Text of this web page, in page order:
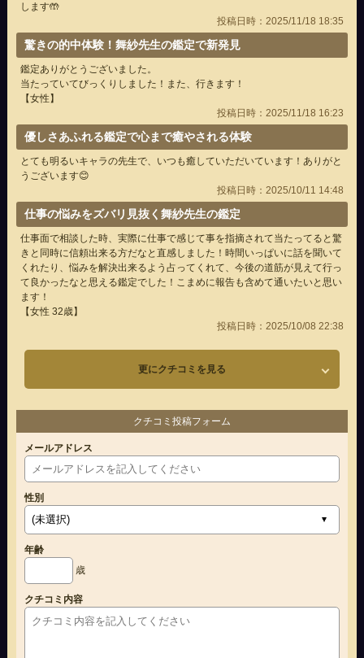
します🤲
投稿日時：2025/11/18 18:35
驚きの的中体験！舞紗先生の鑑定で新発見
鑑定ありがとうございました。
当たっていてびっくりしました！また、行きます！
【女性】
投稿日時：2025/11/18 16:23
優しさあふれる鑑定で心まで癒やされる体験
とても明るいキャラの先生で、いつも癒していただいています！ありがと
うございます😊
投稿日時：2025/10/11 14:48
仕事の悩みをズバリ見抜く舞紗先生の鑑定
仕事面で相談した時、実際に仕事で感じて事を指摘されて当たってると驚
きと同時に信頼出来る方だなと直感しました！時間いっぱいに話を聞いて
くれたり、悩みを解決出来るよう占ってくれて、今後の道筋が見えて行っ
て良かったなと思える鑑定でした！こまめに報告も含めて通いたいと思い
ます！
【女性 32歳】
投稿日時：2025/10/08 22:38
更にクチコミを見る
クチコミ投稿フォーム
メールアドレス
性別
年齢
歳
クチコミ内容